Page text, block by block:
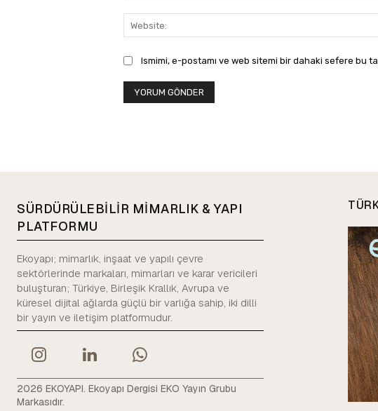
Ismimi, e-postamı ve web sitemi bir dahaki sefere bu
SÜRDÜRÜLEBİLİR MİMARLIK & YAPI
PLATFORMU
Ekoyapı; mimarlık, inşaat ve yapılı çevre
sektörlerinde markaları, mimarları ve karar vericileri
buluşturan; Türkiye, Birleşik Krallık, Avrupa ve
küresel dijital ağlarda güçlü bir varlığa sahip, iki dilli
bir yayın ve iletişim platformudur.
2026 EKOYAPI. Ekoyapı Dergisi EKO Yayın Grubu
Markasıdır.